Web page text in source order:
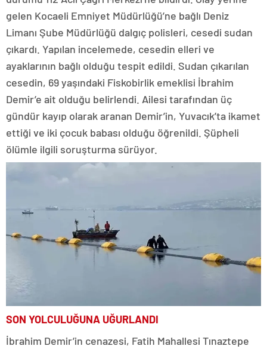
gelen Kocaeli Emniyet Müdürlüğü’ne bağlı Deniz
Limanı Şube Müdürlüğü dalgıç polisleri, cesedi sudan
çıkardı. Yapılan incelemede, cesedin elleri ve
ayaklarının bağlı olduğu tespit edildi. Sudan çıkarılan
cesedin, 69 yaşındaki Fiskobirlik emeklisi İbrahim
Demir’e ait olduğu belirlendi. Ailesi tarafından üç
gündür kayıp olarak aranan Demir’in, Yuvacık’ta ikamet
ettiği ve iki çocuk babası olduğu öğrenildi. Şüpheli
ölümle ilgili soruşturma sürüyor.
SON YOLCULUĞUNA UĞURLANDI
İbrahim Demir’in cenazesi, Fatih Mahallesi Tınaztepe